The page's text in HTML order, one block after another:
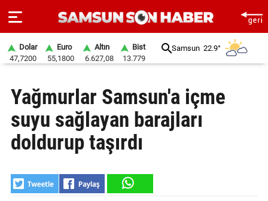
SAYFA
SAMSUN
HABER
GÜNDEM
Dolar
47,7200
Euro
55,1800
Altın
6.627,08
Bist
13.779
Samsun 22.9°
Yağmurlar Samsun'a içme
suyu sağlayan barajları
doldurup taşırdı